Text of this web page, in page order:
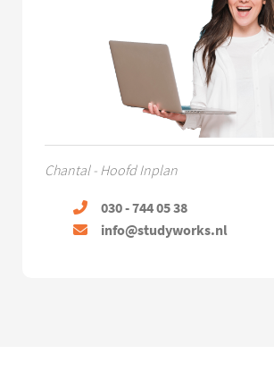
Chantal - Hoofd Inplan
030 - 744 05 38
info@studyworks.nl